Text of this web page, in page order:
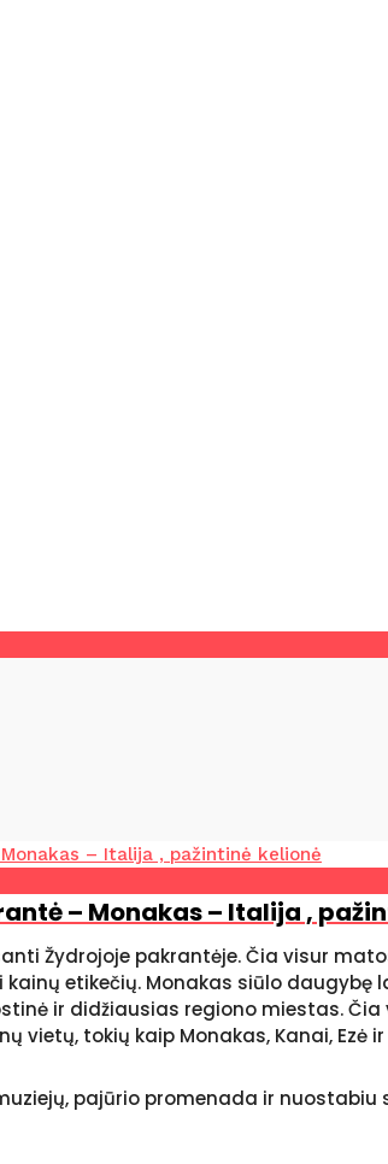
– Monakas – Italija ,
Žydrojoje pakrantėje. Čia visur
etikečių. Monakas siūlo
ir didžiausias regiono miestas.
vietų, tokių kaip Monakas, Kanai, Ezė
pajūrio promenada ir